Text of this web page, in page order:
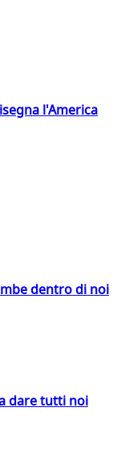
l'America
dentro di noi
dare tutti noi